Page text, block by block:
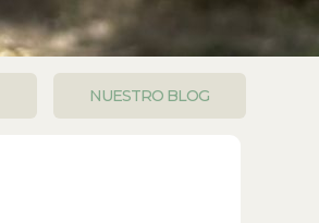
NUESTRO BLOG